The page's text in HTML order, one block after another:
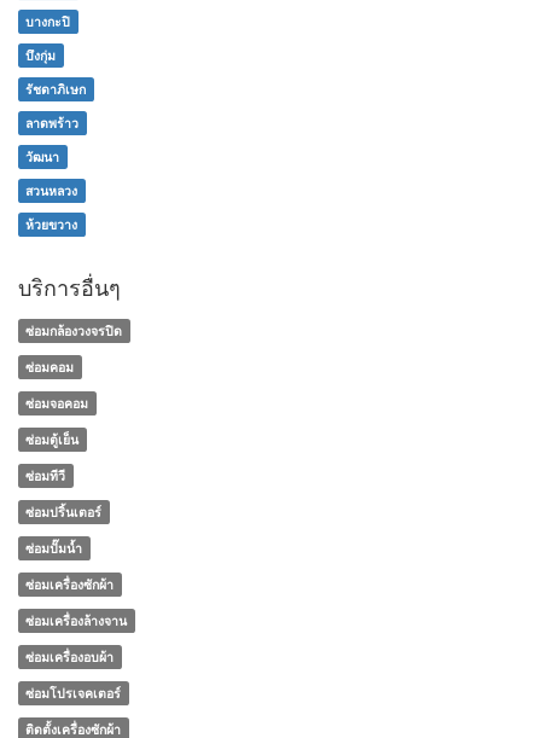
บางกะปิ
บึงกุ่ม
รัชดาภิเษก
ลาดพร้าว
วัฒนา
สวนหลวง
ห้วยขวาง
บริการอื่นๆ
ซ่อมกล้องวงจรปิด
ซ่อมคอม
ซ่อมจอคอม
ซ่อมตู้เย็น
ซ่อมทีวี
ซ่อมปริ้นเตอร์
ซ่อมปั๊มน้ำ
ซ่อมเครื่องซักผ้า
ซ่อมเครื่องล้างจาน
ซ่อมเครื่องอบผ้า
ซ่อมโปรเจคเตอร์
ติดตั้งเครื่องซักผ้า